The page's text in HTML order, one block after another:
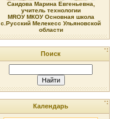
Саидова Марина Евгеньевна,
учитель технологии
МRОУ МКОУ Основная школа
с.Русский Мелекесс Ульяновской
области
Поиск
Календарь